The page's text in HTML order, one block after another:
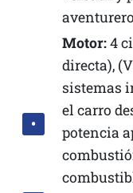
Motor:4
directa),
sistemas
el carro
potencia